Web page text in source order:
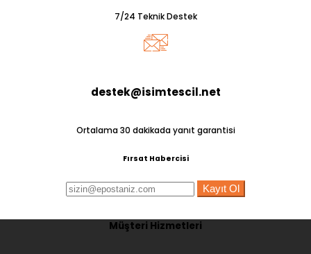
7/24 Teknik Destek
destek@isimtescil.net
Ortalama 30 dakikada yanıt garantisi
Fırsat Habercisi
Kayıt Ol
Müşteri Hizmetleri